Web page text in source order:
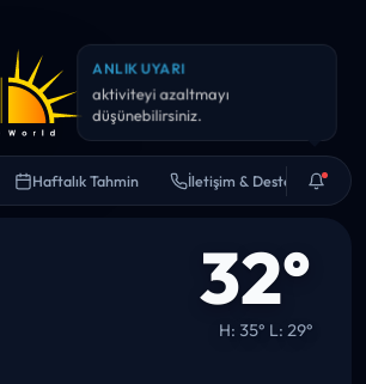
Haftalık Tahmin İletişim & Destek
ANLIK UYARI
Yarın sıcaklık 35°C civarına
çıkabilir. Bol su ve gölge iyi fikir.
32°
H: 35° L: 29°